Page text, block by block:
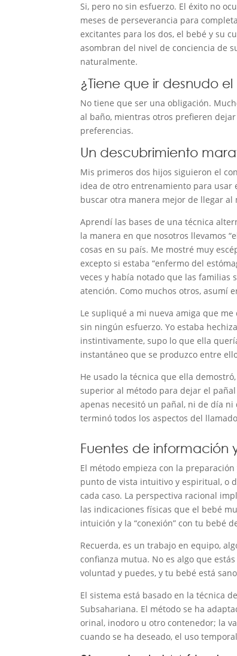
Si, pero no sin esfuerzo. El éxito no
meses de perseverancia para
excitantes para los dos, el bebé y su
asombran del nivel de conciencia de
naturalmente.
¿Tiene que ir desnudo
No tiene que ser una obligación.
al baño, mientras otros prefieren
preferencias.
Un descubrimiento
Mis primeros dos hijos siguieron el
idea de otro entrenamiento para usar
buscar otra manera mejor de llegar al
Aprendí las bases de una técnica
la manera en que nosotros llevamos
cosas en su país. Me mostré muy
excepto si estaba “enfermo del
veces y había notado que las familias
atención. Como muchos otros, asumí
Le supliqué a mi nueva amiga que
sin ningún esfuerzo. Yo estaba
instintivamente, supo lo que ella
instantáneo que se produzco entre
He usado la técnica que ella
superior al método para dejar el
apenas necesitó un pañal, ni de día
terminó todos los aspectos del
Fuentes de información
El método empieza con la
punto de vista intuitivo y espiritual, o
cada caso. La perspectiva racional
las indicaciones físicas que el bebé
intuición y la “conexión” con tu bebé
Recuerda, es un trabajo en equipo,
confianza mutua. No es algo que
voluntad y puedes, y tu bebé está
El sistema está basado en la técnica
Subsahariana. El método se ha
orinal, inodoro u otro contenedor; la
cuando se ha deseado, el uso